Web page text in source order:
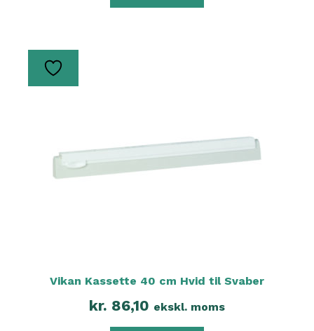
Vikan Kassette 40 cm Hvid til Svaber
kr. 86,10 ekskl. moms